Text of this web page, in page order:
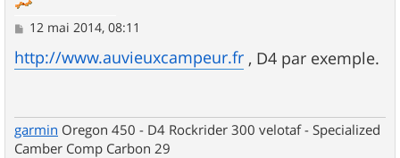
M
s
s
12 mai 2014, 08:11
http://www.auvieuxcampeur.fr , D4 par exemple.
garmin Oregon 450 - D4 Rockrider 300 velotaf - Specialized
Camber Comp Carbon 29